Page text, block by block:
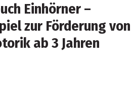
Einhörner –
zur Förderung von
ab 3 Jahren